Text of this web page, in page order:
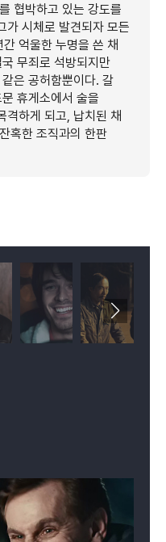
협박하고 있는 강도를
가 시체로 발견되자 모든
억울한 누명을 쓴 채
무죄로 석방되지만
은 공허함뿐이다. 갈
휴게소에서 술을
격하게 되고, 납치된 채
혹한 조직과의 한판